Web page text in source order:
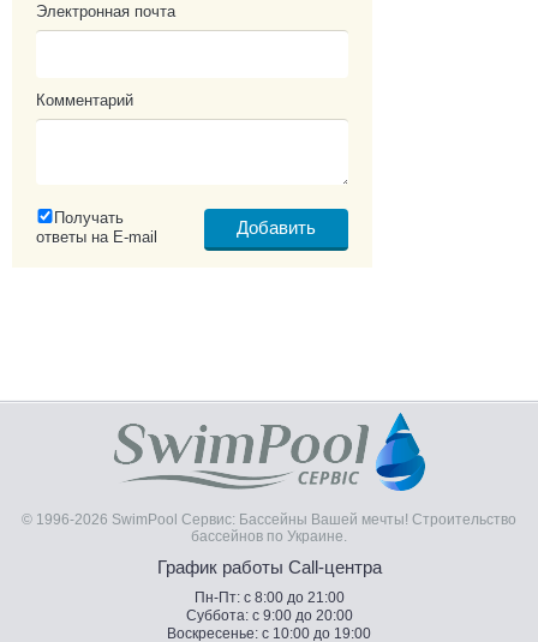
Электронная почта
Комментарий
Получать
ответы на E-mail
© 1996-2026 SwimPool Сервис: Бассейны Вашей мечты! Строительство
бассейнов по Украине.
График работы Call-центра
Пн-Пт: с 8:00 до 21:00
Суббота: с 9:00 до 20:00
Воскресенье: с 10:00 до 19:00